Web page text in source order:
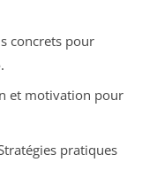
concrets pour
.
et motivation pour
pratiques